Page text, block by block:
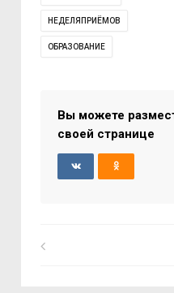
НЕДЕЛЯПРИЁМОВ
ОБРАЗОВАНИЕ
Вы можете
своей странице